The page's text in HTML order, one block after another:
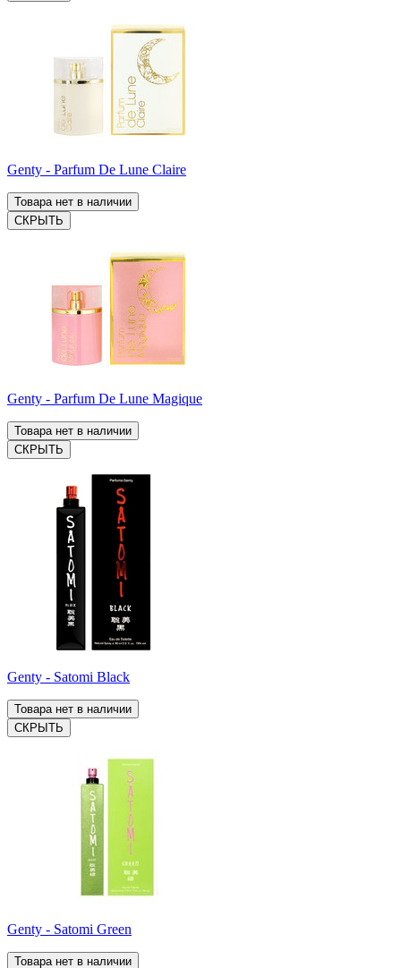
Genty - Parfum De Lune Claire
Товара нет в наличии
СКРЫТЬ
Genty - Parfum De Lune Magique
Товара нет в наличии
СКРЫТЬ
Genty - Satomi Black
Товара нет в наличии
СКРЫТЬ
Genty - Satomi Green
Товара нет в наличии